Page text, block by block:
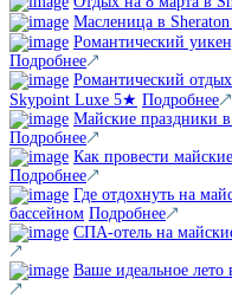
Масленица в
Романтический
Подробнее
Романтический
Skypoint Luxe 5★ Подробнее
Майские праздники
Подробнее
Как провести
Подробнее
Где отдохнуть на
бассейном Подробнее
СПА-отель на
Ваше идеальное